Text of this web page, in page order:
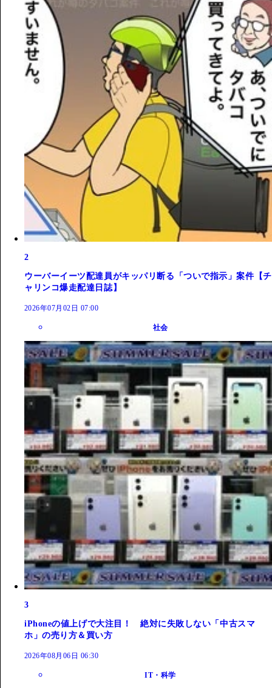
2
ウーバーイーツ配達員がキッパリ断る「ついで指示」案件【チ
ャリンコ爆走配達日誌】
2026年07月02日 07:00
社会
3
iPhoneの値上げで大注目！ 絶対に失敗しない「中古スマ
ホ」の売り方＆買い方
2026年08月06日 06:30
IT・科学